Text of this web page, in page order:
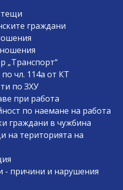
граждани
„Транспорт“
чл. 114а от КТ
по ЗХУ
при работа
по наемане на работа
граждани в чужбина
на територията на
- причини и нарушения